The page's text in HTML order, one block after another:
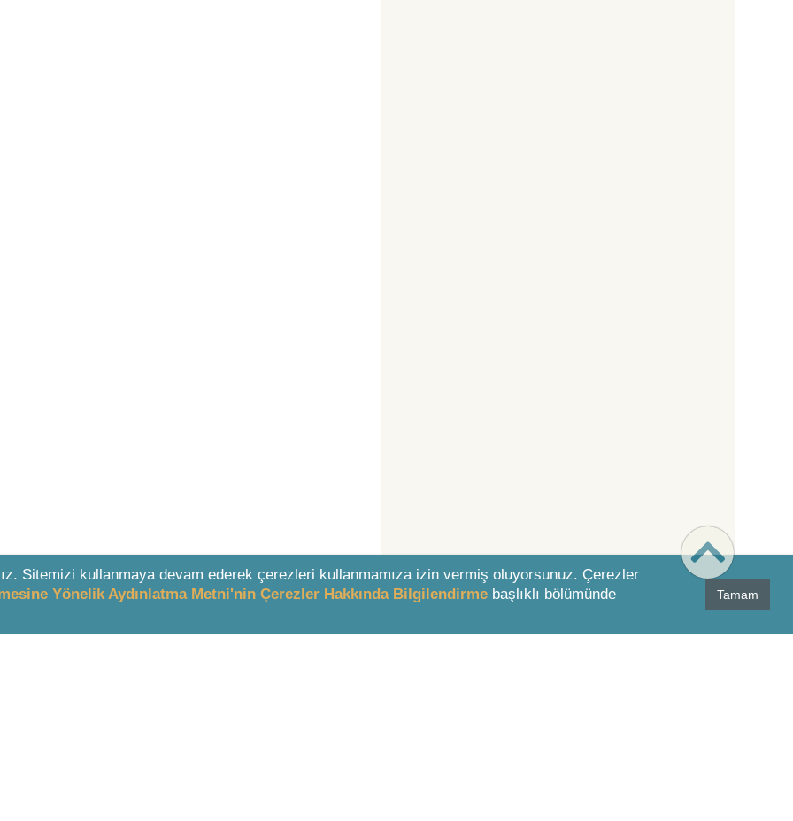
Sitemizi kullanmaya devam ederek çerezleri kullanmamıza izin vermiş oluyorsunuz. Çerezler
Yönelik Aydınlatma Metni'nin Çerezler Hakkında Bilgilendirme başlıklı bölümünde
Tamam